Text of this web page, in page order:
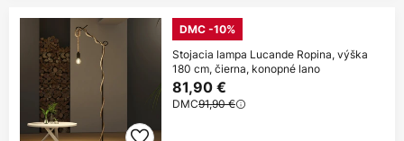
DMC -10%
Stojacia lampa Lucande Ropina, výška
180 cm, čierna, konopné lano
81,90 €
DMC91,90 €